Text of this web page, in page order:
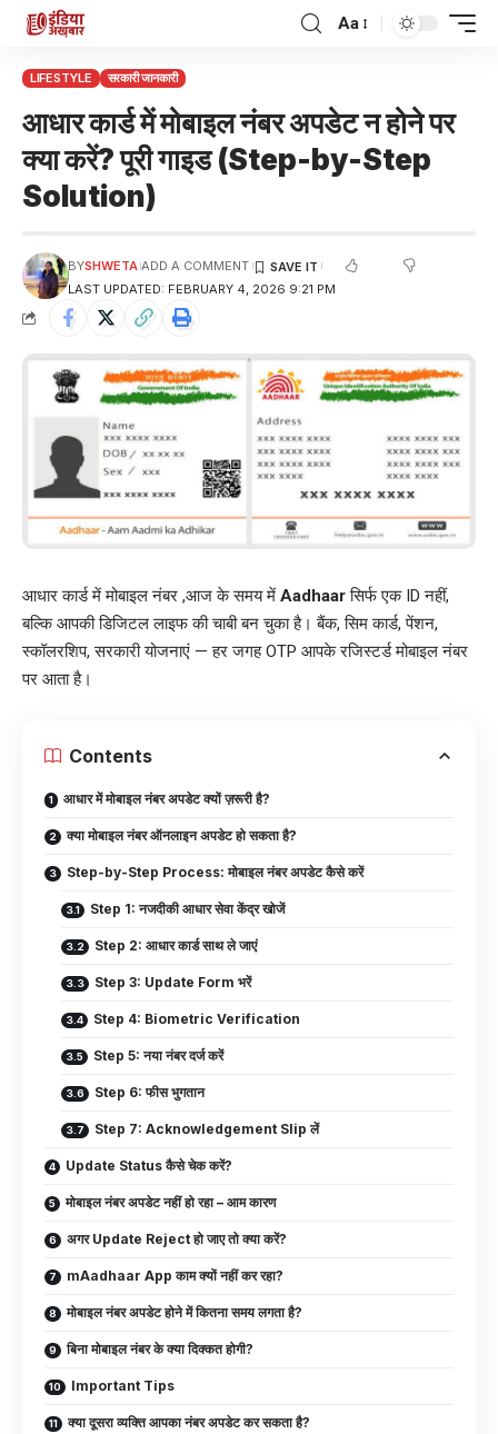
Aa
LIFESTYLE सरकारी जानकारी
आधार कार्ड में मोबाइल नंबर अपडेट न होने पर
क्या करें? पूरी गाइड (Step-by-Step
Solution)
LAST UPDATED: FEBRUARY 4, 2026 9:21 PM
BYSHWETA ADD A COMMENT
आधार कार्ड में मोबाइल नंबर ,आज के समय में Aadhaarसिर्फ एक ID नहीं,
बल्कि आपकी डिजिटल लाइफ की चाबी बन चुका है। बैंक, सिम कार्ड, पेंशन,
स्कॉलरशिप, सरकारी योजनाएं — हर जगह OTP आपके रजिस्टर्ड मोबाइल नंबर
पर आता है।
Contents
आधार में मोबाइल नंबर अपडेट क्यों ज़रूरी है?
क्या मोबाइल नंबर ऑनलाइन अपडेट हो सकता है?
Step-by-Step Process: मोबाइल नंबर अपडेट कैसे करें
Step 1: नजदीकी आधार सेवा केंद्र खोजें
Step 2: आधार कार्ड साथ ले जाएं
Step 3: Update Form भरें
Step 4: Biometric Verification
Step 5: नया नंबर दर्ज करें
Step 6: फीस भुगतान
Step 7: Acknowledgement Slip लें
Update Status कैसे चेक करें?
मोबाइल नंबर अपडेट नहीं हो रहा – आम कारण
अगर Update Reject हो जाए तो क्या करें?
mAadhaar App काम क्यों नहीं कर रहा?
मोबाइल नंबर अपडेट होने में कितना समय लगता है?
बिना मोबाइल नंबर के क्या दिक्कत होगी?
Important Tips
क्या दूसरा व्यक्ति आपका नंबर अपडेट कर सकता है?